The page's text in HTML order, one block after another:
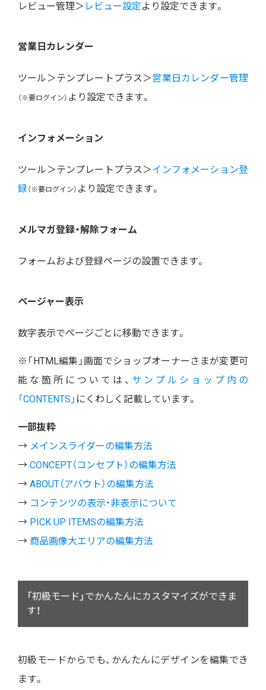
レビュー管理＞ レビュー設定より設定できます。
営業日カレンダー
ツール＞テンプレートプラス＞営業日カレンダー管理
（※要ログイン） より設定できます。
インフォメーション
ツール＞テンプレートプラス＞インフォメーション登
録 （※要ログイン） より設定できます。
メルマガ登録・解除フォーム
フォームおよび登録ページの設置できます。
ページャー表示
数字表示でページごとに移動できます。
※「HTML編集」画面でショップオーナーさまが変更可
能な箇所については、 サンプルショップ内の
「CONTENTS」 にくわしく記載しています。
一部抜粋
→ メインスライダーの編集方法
→ CONCEPT（コンセプト）の編集方法
→ ABOUT（アバウト）の編集方法
→ コンテンツの表示・非表示について
→ PICK UP ITEMSの編集方法
→ 商品画像大エリアの編集方法
「初級モード」でかんたんにカスタマイズができま
す！
初級モードからでも、かんたんにデザインを編集でき
ます。